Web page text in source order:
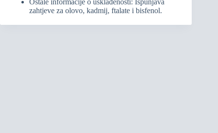
zahtjeve za olovo, kadmij, ftalate i bisfenol.